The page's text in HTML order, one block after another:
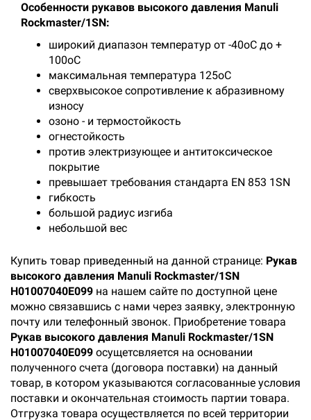
Особенности рукавов высокого давления Manuli
Rockmaster/1SN:
широкий диапазон температур от -40оС до +
100оС
максимальная температура 125оС
сверхвысокое сопротивление к абразивному
износу
озоно - и термостойкость
огнестойкость
против электризующее и антитоксическое
покрытие
превышает требования стандарта EN 853 1SN
гибкость
большой радиус изгиба
небольшой вес
Купить товар приведенный на данной странице: Рукав
высокого давления Manuli Rockmaster/1SN
H01007040E099 на нашем сайте по доступной цене
можно связавшись с нами через заявку, электронную
почту или телефонный звонок. Приобретение товара
Рукав высокого давления Manuli Rockmaster/1SN
H01007040E099 осущетсвляется на основании
полученного счета (договора поставки) на данный
товар, в котором указываются согласованные условия
поставки и окончательная стоимость партии товара.
Отгрузка товара осуществляется по всей территории